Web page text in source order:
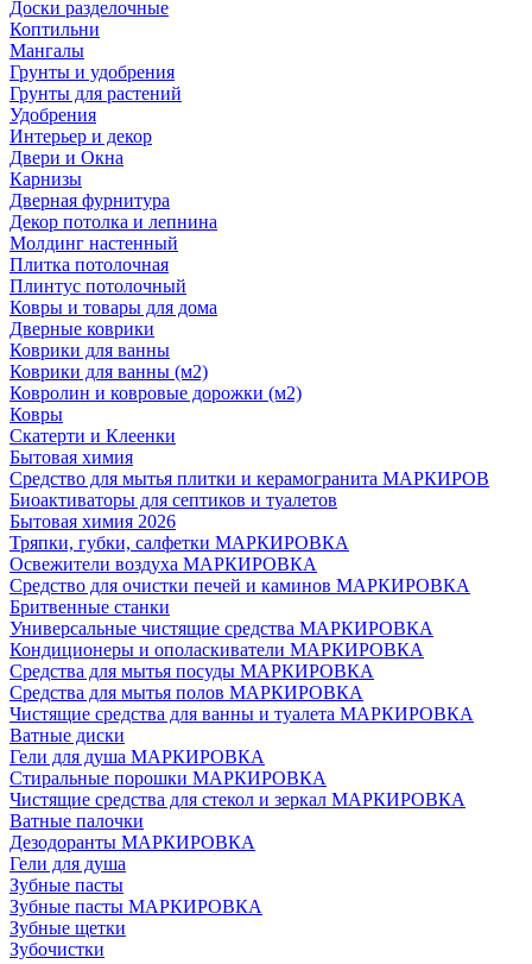
Доски разделочные
Коптильни
Мангалы
Грунты и удобрения
Грунты для растений
Удобрения
Интерьер и декор
Двери и Окна
Карнизы
Дверная фурнитура
Декор потолка и лепнина
Молдинг настенный
Плитка потолочная
Плинтус потолочный
Ковры и товары для дома
Дверные коврики
Коврики для ванны
Коврики для ванны (м2)
Ковролин и ковровые дорожки (м2)
Ковры
Скатерти и Клеенки
Бытовая химия
Средство для мытья плитки и керамогранита МАРКИРОВ
Биоактиваторы для септиков и туалетов
Бытовая химия 2026
Тряпки, губки, салфетки МАРКИРОВКА
Освежители воздуха МАРКИРОВКА
Средство для очистки печей и каминов МАРКИРОВКА
Бритвенные станки
Универсальные чистящие средства МАРКИРОВКА
Кондиционеры и ополаскиватели МАРКИРОВКА
Средства для мытья посуды МАРКИРОВКА
Средства для мытья полов МАРКИРОВКА
Чистящие средства для ванны и туалета МАРКИРОВКА
Ватные диски
Гели для душа МАРКИРОВКА
Стиральные порошки МАРКИРОВКА
Чистящие средства для стекол и зеркал МАРКИРОВКА
Ватные палочки
Дезодоранты МАРКИРОВКА
Гели для душа
Зубные пасты
Зубные пасты МАРКИРОВКА
Зубные щетки
Зубочистки